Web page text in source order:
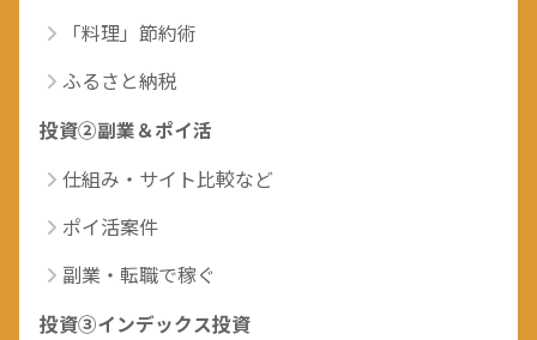
「料理」節約術
ふるさと納税
投資②副業＆ポイ活
仕組み・サイト比較など
ポイ活案件
副業・転職で稼ぐ
投資③インデックス投資